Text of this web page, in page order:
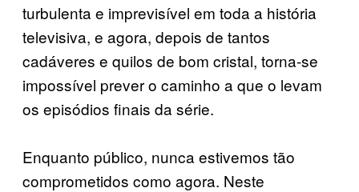
turbulenta e imprevisível em toda a história
televisiva, e agora, depois de tantos
cadáveres e quilos de bom cristal, torna-se
impossível prever o caminho a que o levam
os episódios finais da série.
Enquanto público, nunca estivemos tão
comprometidos como agora. Neste